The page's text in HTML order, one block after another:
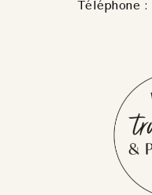
Téléphone :